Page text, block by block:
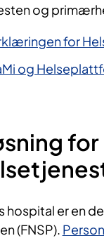
og
for
og
for
hospital er en
(FNSP).